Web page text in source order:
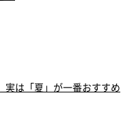
実は「夏」が一番おすすめ